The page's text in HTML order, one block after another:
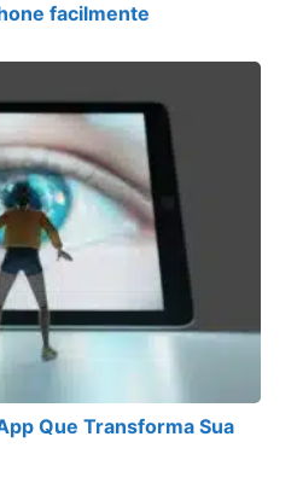
facilmente
Que Transforma Sua